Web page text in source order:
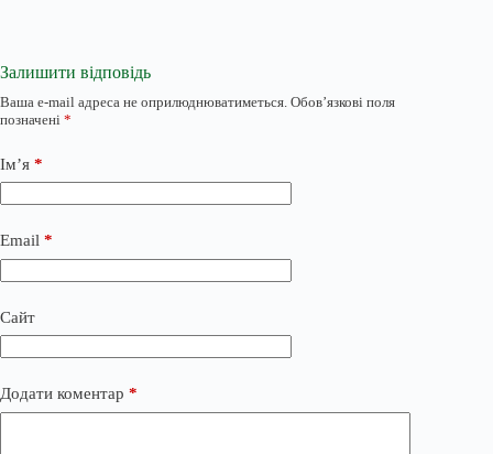
Залишити відповідь
Ваша e-mail адреса не оприлюднюватиметься. Обов’язкові поля
позначені *
Ім’я *
Email *
Сайт
Додати коментар *